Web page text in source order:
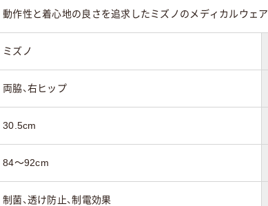
動作性と着心地の良さを追求したミズノのメディカルウェア
ミズノ
両脇、右ヒップ
30.5cm
84～92cm
制菌、透け防止、制電効果